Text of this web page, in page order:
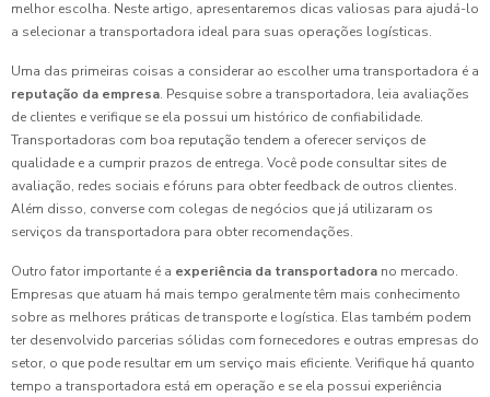
melhor escolha. Neste artigo, apresentaremos dicas valiosas para ajudá-lo
a selecionar a transportadora ideal para suas operações logísticas.
Uma das primeiras coisas a considerar ao escolher uma transportadora é a
reputação da empresa. Pesquise sobre a transportadora, leia avaliações
de clientes e verifique se ela possui um histórico de confiabilidade.
Transportadoras com boa reputação tendem a oferecer serviços de
qualidade e a cumprir prazos de entrega. Você pode consultar sites de
avaliação, redes sociais e fóruns para obter feedback de outros clientes.
Além disso, converse com colegas de negócios que já utilizaram os
serviços da transportadora para obter recomendações.
Outro fator importante é a experiência da transportadora no mercado.
Empresas que atuam há mais tempo geralmente têm mais conhecimento
sobre as melhores práticas de transporte e logística. Elas também podem
ter desenvolvido parcerias sólidas com fornecedores e outras empresas do
setor, o que pode resultar em um serviço mais eficiente. Verifique há quanto
tempo a transportadora está em operação e se ela possui experiência